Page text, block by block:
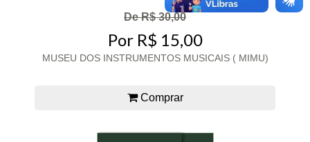
De R$ 30,00
Por R$ 15,00
MUSEU DOS INSTRUMENTOS MUSICAIS ( MIMU)
Comprar